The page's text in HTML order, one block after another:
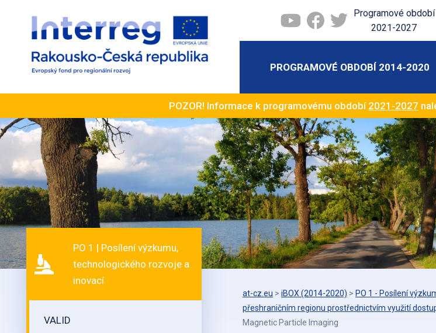
Programové období
2021-2027
PROGRAMOVÉ OBDOBÍ 2014-2020
POZOR! Informace k programovému období 2021-2027
PO 1 | Posílení výzkumu,
technologického rozvoje a
inovací
VALID
at-cz.eu > iBOX (2014-2020) > PO 1 - Posílení
přeshraničním regionu prostřednictvím využití
Magnetic Particle Imaging